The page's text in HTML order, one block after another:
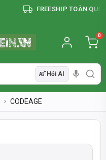
FREESHIP TOÀN QUỐC
AI Hỏi AI
0
CODEAGE